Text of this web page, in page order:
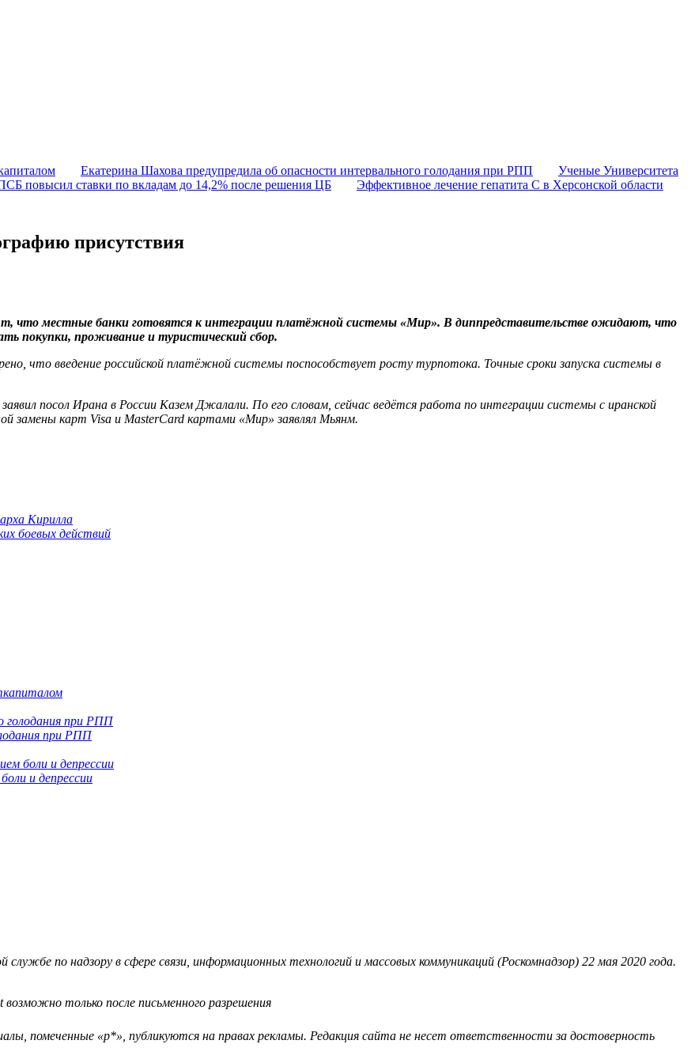
Екатерина Шахова предупредила об опасности интервального голодания при РПП
Ученые Университета
повысил ставки по вкладам до 14,2% после решения ЦБ
Эффективное лечение гепатита C в Херсонской области
присутствия
что местные банки готовятся к интеграции платёжной системы «Мир». В диппредставительстве ожидают, что
покупки, проживание и туристический сбор.
что введение российской платёжной системы поспособствует росту турпотока. Точные сроки запуска системы в
посол Ирана в России Казем Джалали. По его словам, сейчас ведётся работа по интеграции системы с иранской
карт Visa и MasterCard картами «Мир» заявлял Мьянм.
Кирилла
боевых действий
при РПП
и депрессии
по надзору в сфере связи, информационных технологий и массовых коммуникаций (Роскомнадзор) 22 мая 2020 года.
только после письменного разрешения
помеченные «р*», публикуются на правах рекламы. Редакция сайта не несет ответственности за достоверность